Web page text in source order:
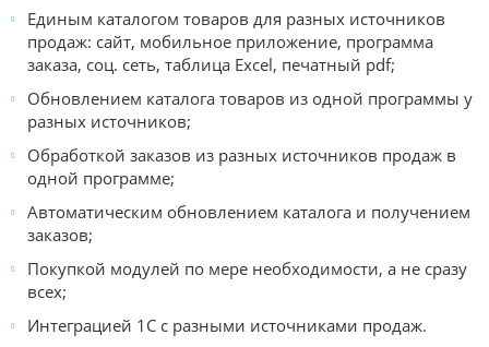
Единым каталогом товаров для разных источников
продаж: сайт, мобильное приложение, программа
заказа, соц. сеть, таблица Excel, печатный pdf;
Обновлением каталога товаров из одной программы у
разных источников;
Обработкой заказов из разных источников продаж в
одной программе;
Автоматическим обновлением каталога и получением
заказов;
Покупкой модулей по мере необходимости, а не сразу
всех;
Интеграцией 1С с разными источниками продаж.